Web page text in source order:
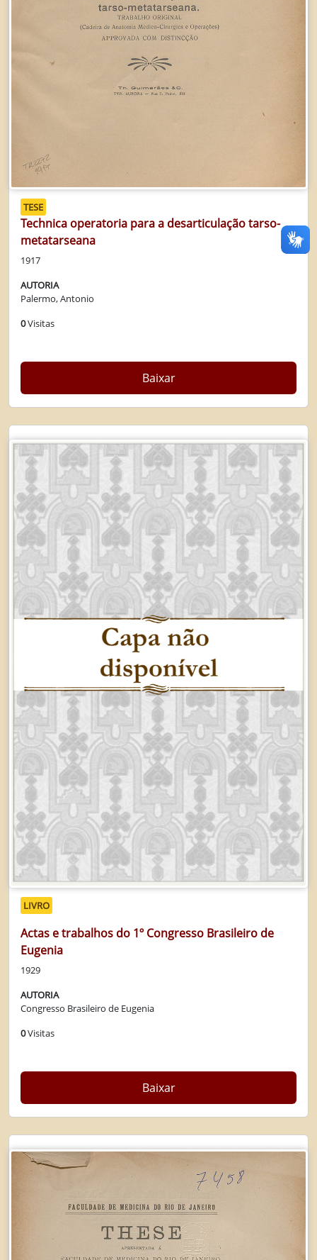
TESE
Technica operatoria para a desarticulação tarso-
metatarseana
1917
AUTORIA
Palermo, Antonio
0Visitas
Baixar
LIVRO
Actas e trabalhos do 1º Congresso Brasileiro de
Eugenia
1929
AUTORIA
Congresso Brasileiro de Eugenia
0Visitas
Baixar